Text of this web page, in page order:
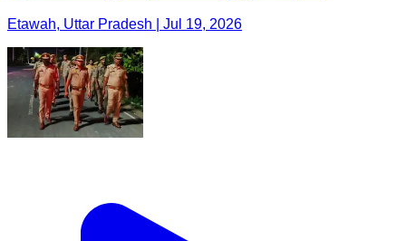
Etawah, Uttar Pradesh | Jul 19, 2026